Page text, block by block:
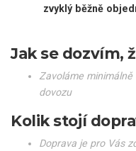
zvyklý běžně
Jak se dozvím,
Zavoláme
dovozu
Kolik stojí
Doprava je pro Vás